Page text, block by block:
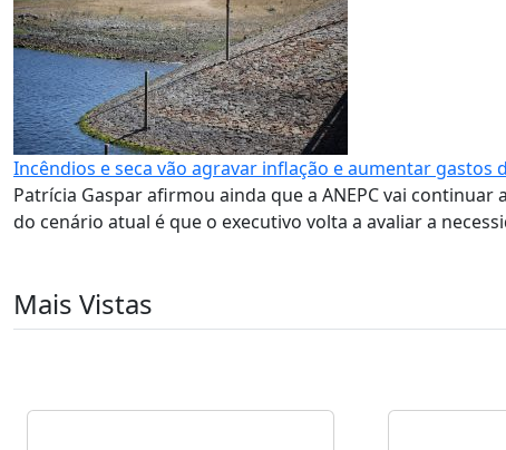
Incêndios e seca vão agravar inflação e aumentar gastos
Patrícia Gaspar afirmou ainda que a ANEPC vai
do cenário atual é que o executivo volta a avaliar a
Mais Vistas